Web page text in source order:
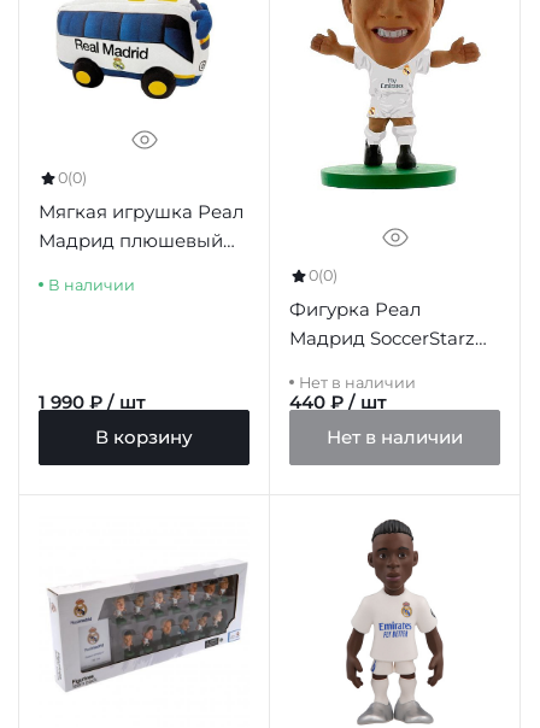
0(0)
Мягкая игрушка Реал
Мадрид плюшевый
В наличии
1 990 ₽ / шт
В корзину
0(0)
Фигурка Реал
Мадрид SoccerStarz
Нет в наличии
440 ₽ / шт
Нет в наличии